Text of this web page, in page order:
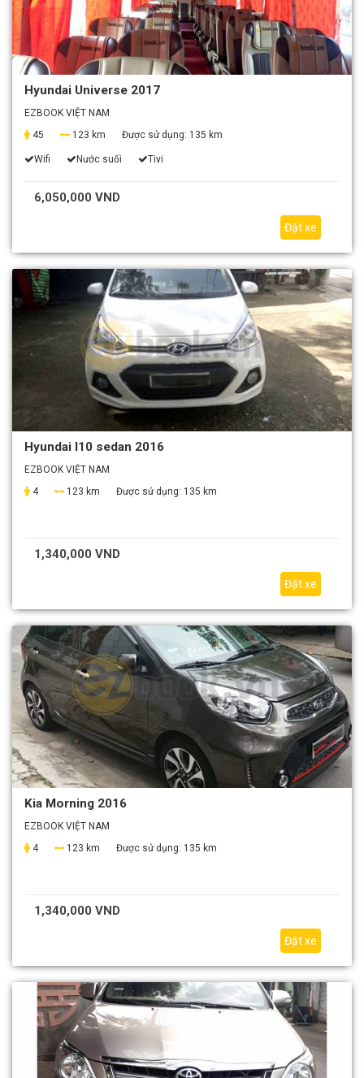
Hyundai Universe 2017
EZBOOK VIỆT NAM
45
123 km Được sử dụng: 135 km
Wifi Nước suối Tivi
6,050,000 VND
Đặt xe
Hyundai I10 sedan 2016
EZBOOK VIỆT NAM
4
123 km Được sử dụng: 135 km
1,340,000 VND
Đặt xe
Kia Morning 2016
EZBOOK VIỆT NAM
4
123 km Được sử dụng: 135 km
1,340,000 VND
Đặt xe